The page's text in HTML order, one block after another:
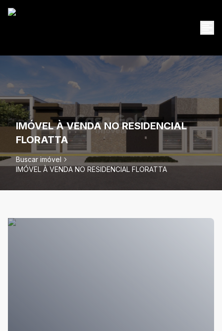
IMÓVEL À VENDA NO RESIDENCIAL
FLORATTA
Buscar imóvel
IMÓVEL À VENDA NO RESIDENCIAL FLORATTA